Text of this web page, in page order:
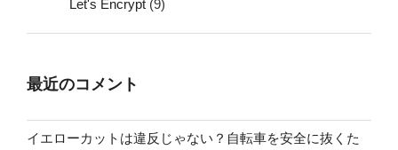
Let's Encrypt (9)
最近のコメント
イエローカットは違反じゃない？自転車を安全に抜くた